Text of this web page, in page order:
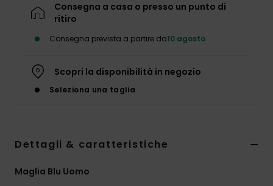
Consegna a casa o presso un punto di
ritiro
Consegna prevista a partire da10 agosto
Scopri la disponibilità in negozio
Seleziona una taglia
Dettagli & caratteristiche
Maglia Blu Uomo